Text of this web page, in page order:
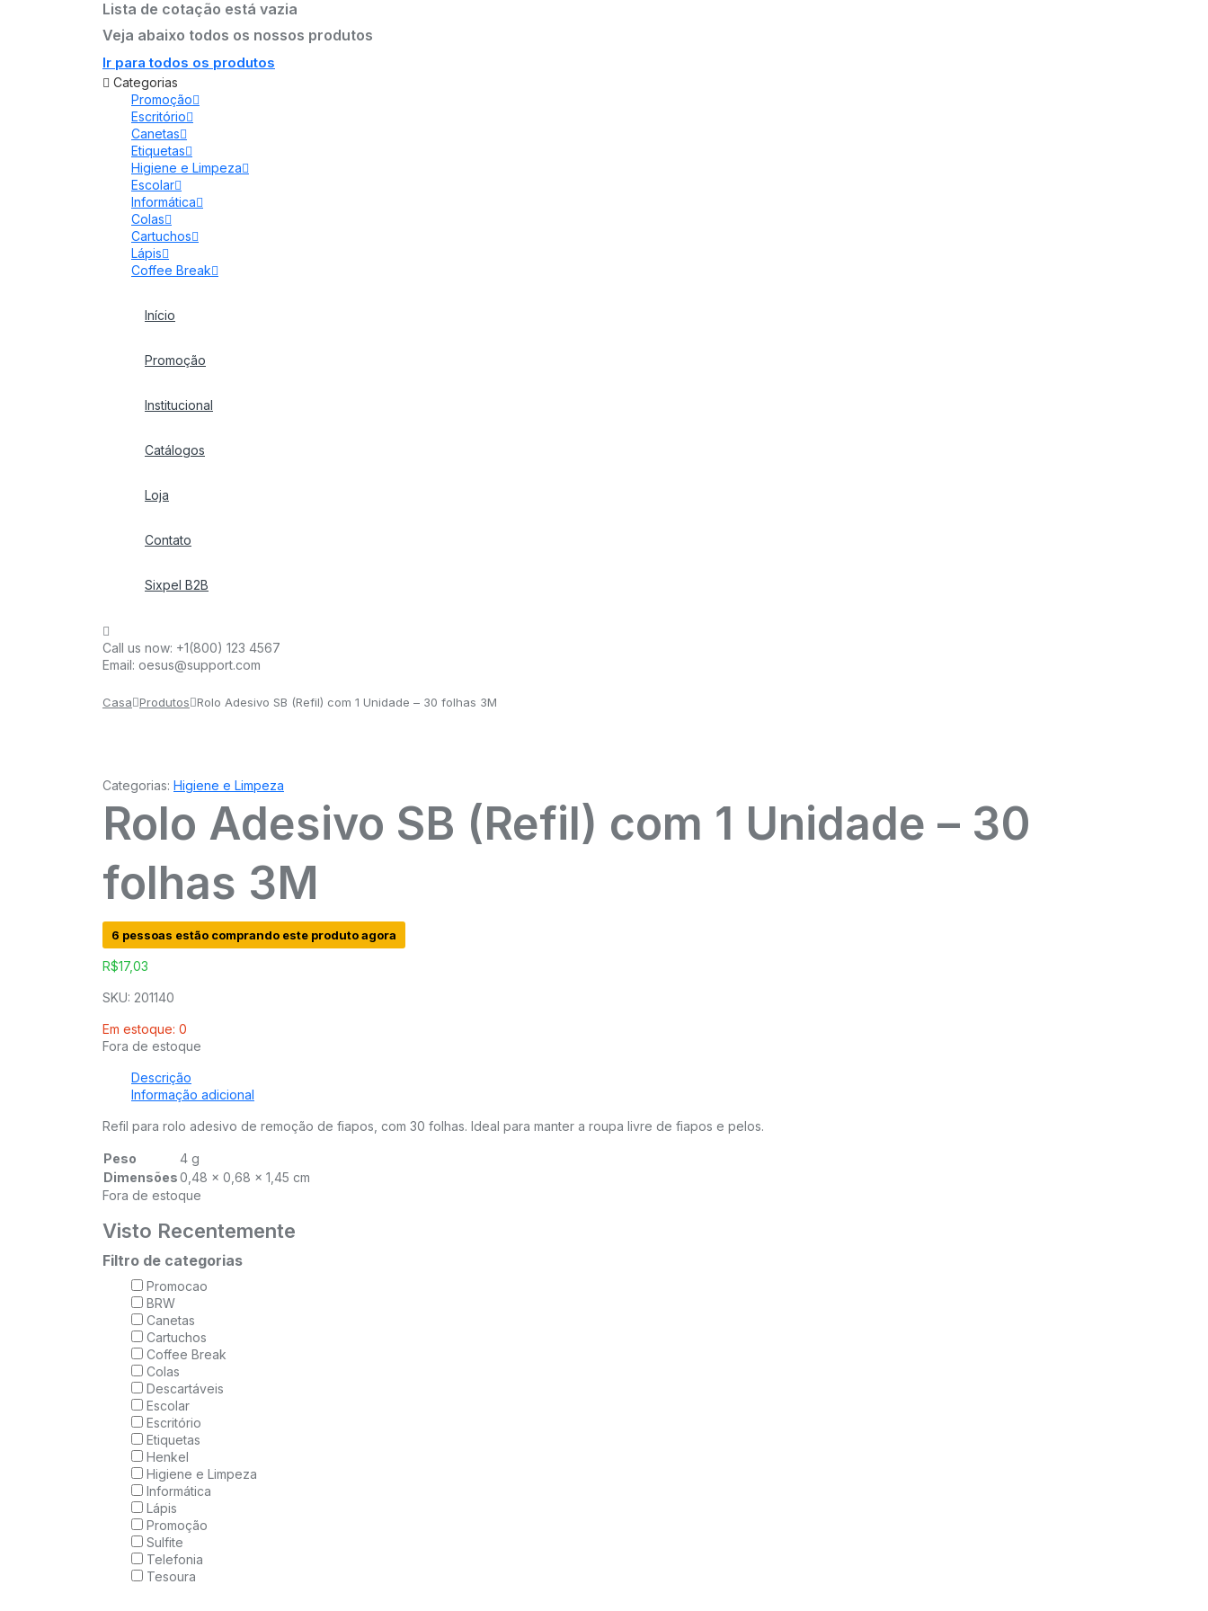
Lista de cotação está vazia
Veja abaixo todos os nossos produtos
Ir para todos os produtos
Categorias
Promoção
Escritório
Canetas
Etiquetas
Higiene e Limpeza
Escolar
Informática
Colas
Cartuchos
Lápis
Coffee Break
Início
Promoção
Institucional
Catálogos
Loja
Contato
Sixpel B2B
Call us now: +1(800) 123 4567
Email: oesus@support.com
Casa Produtos Rolo Adesivo SB (Refil) com 1 Unidade – 30 folhas 3M
Categorias: Higiene e Limpeza
Rolo Adesivo SB (Refil) com 1 Unidade – 30
folhas 3M
6 pessoas estão comprando este produto agora
R$17,03
SKU: 201140
Em estoque: 0
Fora de estoque
Descrição
Informação adicional
Refil para rolo adesivo de remoção de fiapos, com 30 folhas. Ideal para manter a roupa livre de fiapos e pelos.
Peso
4 g
Dimensões0,48 × 0,68 × 1,45 cm
Fora de estoque
Visto Recentemente
Filtro de categorias
Promocao
BRW
Canetas
Cartuchos
Coffee Break
Colas
Descartáveis
Escolar
Escritório
Etiquetas
Henkel
Higiene e Limpeza
Informática
Lápis
Promoção
Sulfite
Telefonia
Tesoura